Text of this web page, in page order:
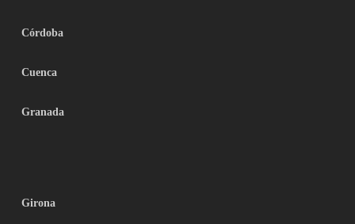
Córdoba
Cuenca
Granada
Girona